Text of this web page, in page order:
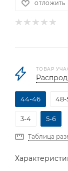
ОТЛОЖИТЬ
ТОВАР
44-46 48-
3-4 5-6
Таблица